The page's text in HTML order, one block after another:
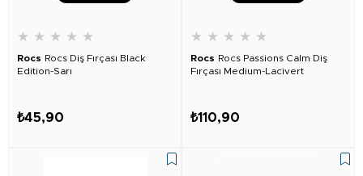
★ ★ ★ ★ ★
Rocs Rocs Diş Fırçası Black
Edition-Sarı
₺45,90
★ ★ ★ ★ ★
Rocs Rocs Passions Calm Diş
Fırçası Medium-Lacivert
₺110,90